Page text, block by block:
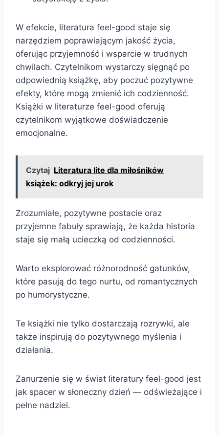
W efekcie, literatura feel-good staje się
narzędziem poprawiającym jakość życia,
oferując przyjemność i wsparcie w trudnych
chwilach. Czytelnikom wystarczy sięgnąć po
odpowiednią książkę, aby poczuć pozytywne
efekty, które mogą zmienić ich codzienność.
Książki w literaturze feel-good oferują
czytelnikom wyjątkowe doświadczenie
emocjonalne.
Czytaj Literatura lite dla miłośników
książek: odkryj jej urok
Zrozumiałe, pozytywne postacie oraz
przyjemne fabuły sprawiają, że każda historia
staje się małą ucieczką od codzienności.
Warto eksplorować różnorodność gatunków,
które pasują do tego nurtu, od romantycznych
po humorystyczne.
Te książki nie tylko dostarczają rozrywki, ale
także inspirują do pozytywnego myślenia i
działania.
Zanurzenie się w świat literatury feel-good jest
jak spacer w słoneczny dzień — odświeżające i
pełne nadziei.